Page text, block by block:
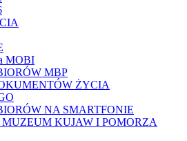
MOBI
MBP
ŻYCIA
NA SMARTFONIE
KUJAW I POMORZA